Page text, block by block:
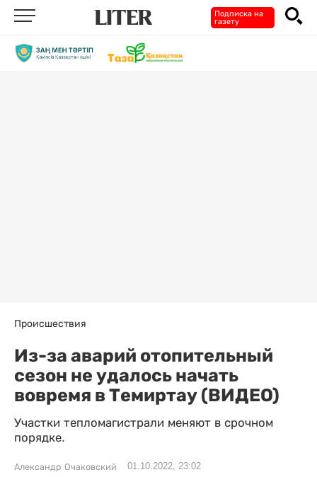
Подписка на
газету
Происшествия
Из-за аварий отопительный
сезон не удалось начать
вовремя в Темиртау (ВИДЕО)
Участки тепломагистрали меняют в срочном
порядке.
Александр Очаковский 01.10.2022, 23:02